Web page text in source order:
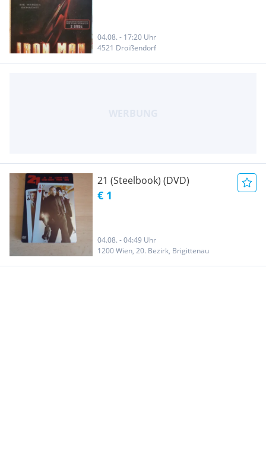
04.08. - 17:20 Uhr
4521 Droißendorf
21 (Steelbook) (DVD)
€ 1
04.08. - 04:49 Uhr
1200 Wien, 20. Bezirk, Brigittenau